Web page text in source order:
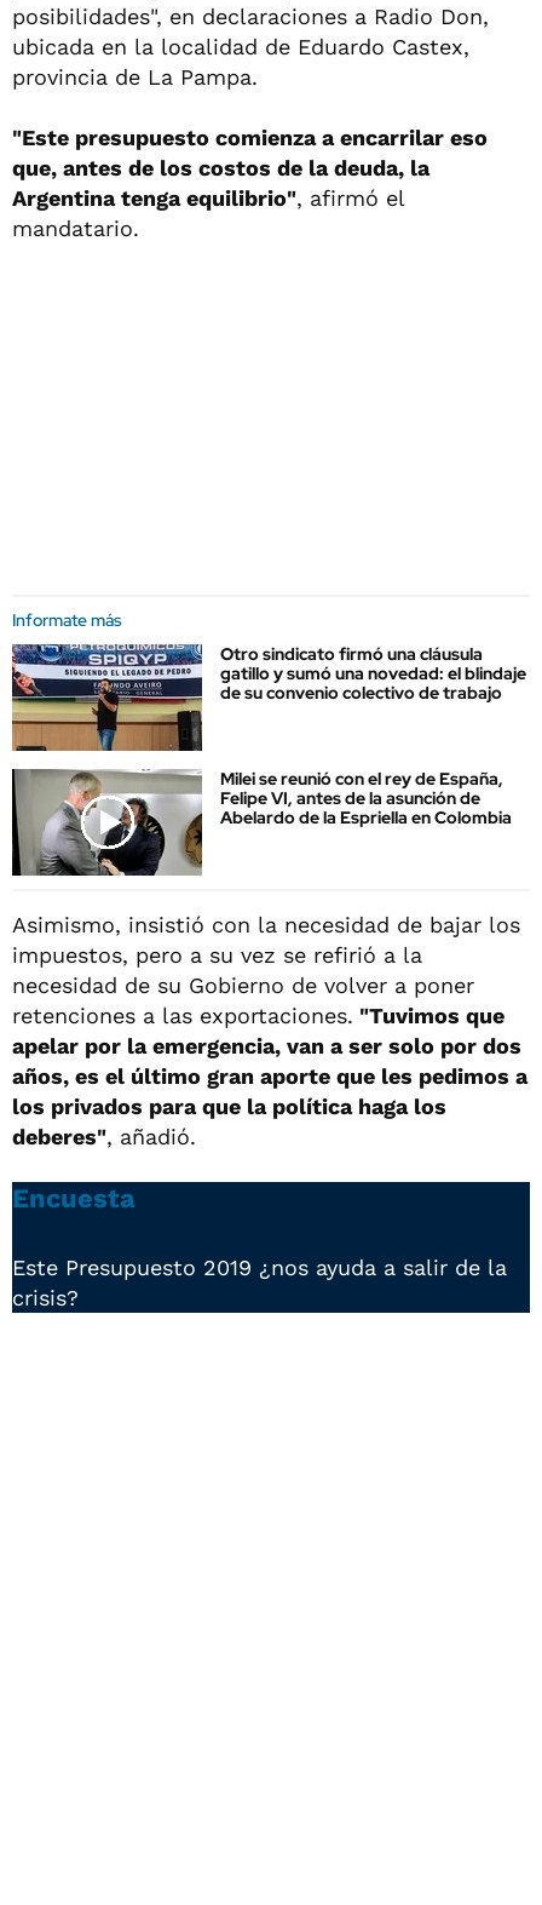
posibilidades", en declaraciones a Radio Don,
ubicada en la localidad de Eduardo Castex,
provincia de La Pampa.
"Este presupuesto comienza a encarrilar eso
que, antes de los costos de la deuda, la
Argentina tenga equilibrio", afirmó el
mandatario.
Informate más
Otro sindicato firmó una cláusula
gatillo y sumó una novedad: el blindaje
de su convenio colectivo de trabajo
Milei se reunió con el rey de España,
Felipe VI, antes de la asunción de
Abelardo de la Espriella en Colombia
Asimismo, insistió con la necesidad de bajar los
impuestos, pero a su vez se refirió a la
necesidad de su Gobierno de volver a poner
retenciones a las exportaciones. "Tuvimos que
apelar por la emergencia, van a ser solo por dos
años, es el último gran aporte que les pedimos a
los privados para que la política haga los
deberes", añadió.
Encuesta
Este Presupuesto 2019 ¿nos ayuda a salir de la
crisis?